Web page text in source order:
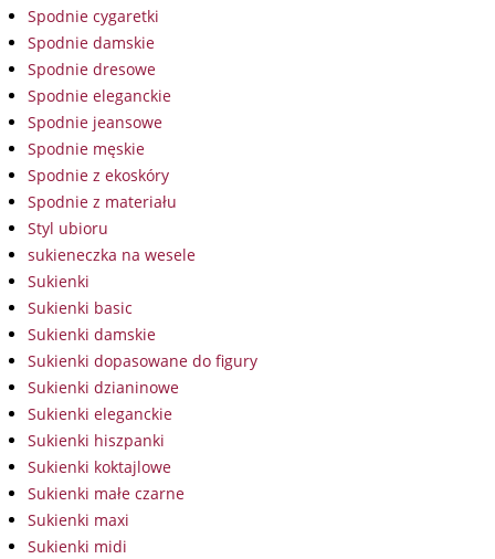
Spodnie cygaretki
Spodnie damskie
Spodnie dresowe
Spodnie eleganckie
Spodnie jeansowe
Spodnie męskie
Spodnie z ekoskóry
Spodnie z materiału
Styl ubioru
sukieneczka na wesele
Sukienki
Sukienki basic
Sukienki damskie
Sukienki dopasowane do figury
Sukienki dzianinowe
Sukienki eleganckie
Sukienki hiszpanki
Sukienki koktajlowe
Sukienki małe czarne
Sukienki maxi
Sukienki midi